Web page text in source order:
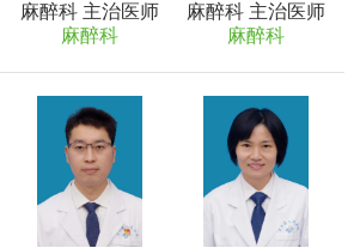
麻醉科 主治医师
麻醉科
麻醉科 主治医师
麻醉科